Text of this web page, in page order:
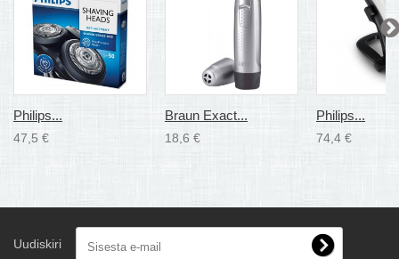
Philips...
47,5 €
Braun Exact...
18,6 €
Philips...
74,4 €
Uudiskiri